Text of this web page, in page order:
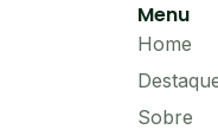
Menu
Home
Sobre